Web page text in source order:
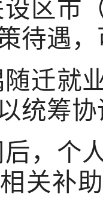
设区市
待遇
随迁就
统筹
后，个
关补